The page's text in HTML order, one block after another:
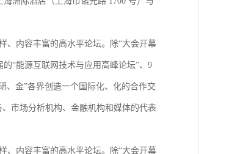
、内容丰富的高水平论坛。除“大会开幕
“能源互联网技术与应用高峰论坛”、9
、金”各界创造一个国际化、化的合作交
市场分析机构、金融机构和媒体的代表
、内容丰富的高水平论坛。除“大会开幕